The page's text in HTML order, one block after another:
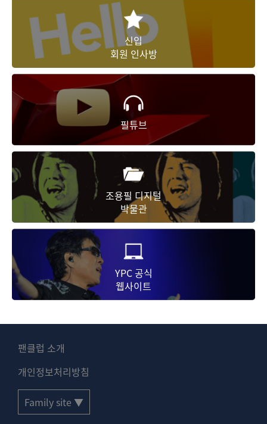
신입
회원 인사방
필튜브
조용필 디지털
박물관
YPC 공식
웹사이트
팬클럽 소개
개인정보처리방침
Family site ▼